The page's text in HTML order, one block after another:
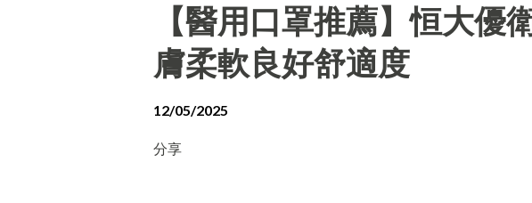
【醫用口罩推薦】恒大優
膚柔軟良好舒適度
12/05/2025
分享